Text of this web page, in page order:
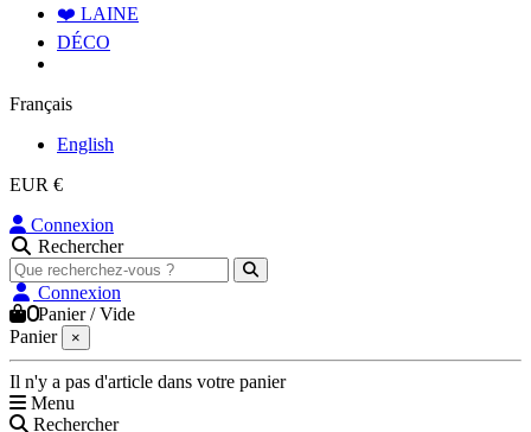
❤️ LAINE
DÉCO
Français
English
EUR €
Connexion
Rechercher
Connexion
0Panier /Vide
Panier
×
Il n'y a pas d'article dans votre panier
Menu
Rechercher